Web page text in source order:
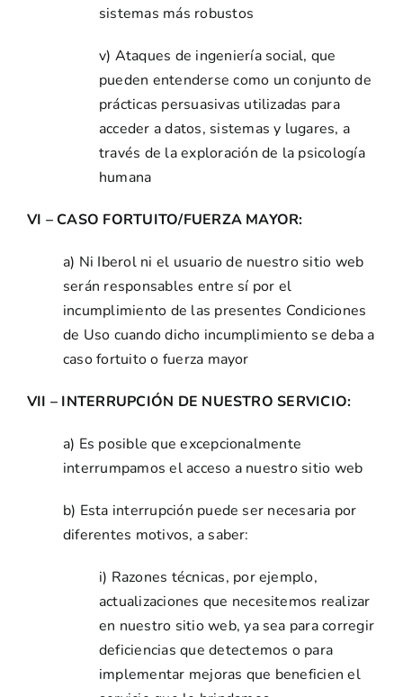
sistemas más robustos
v) Ataques de ingeniería social, que
pueden entenderse como un conjunto de
prácticas persuasivas utilizadas para
acceder a datos, sistemas y lugares, a
través de la exploración de la psicología
humana
VI – CASO FORTUITO/FUERZA MAYOR:
a) Ni Iberol ni el usuario de nuestro sitio web
serán responsables entre sí por el
incumplimiento de las presentes Condiciones
de Uso cuando dicho incumplimiento se deba a
caso fortuito o fuerza mayor
VII – INTERRUPCIÓN DE NUESTRO SERVICIO:
a) Es posible que excepcionalmente
interrumpamos el acceso a nuestro sitio web
b) Esta interrupción puede ser necesaria por
diferentes motivos, a saber:
i) Razones técnicas, por ejemplo,
actualizaciones que necesitemos realizar
en nuestro sitio web, ya sea para corregir
deficiencias que detectemos o para
implementar mejoras que beneficien el